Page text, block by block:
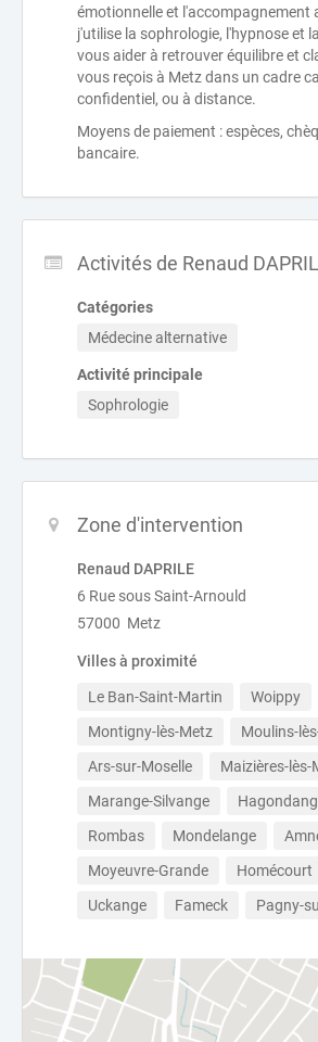
émotionnelle et l'accompagnement
j'utilise la sophrologie, l'hypnose et
vous aider à retrouver équilibre et
vous reçois à Metz dans un cadre
confidentiel, ou à distance.
Moyens de paiement : espèces,
bancaire.
Activités de Renaud
Catégories
Médecine alternative
Activité principale
Sophrologie
Zone d'intervention
Renaud DAPRILE
6 Rue sous Saint-Arnould
57000 Metz
Villes à proximité
Le Ban-Saint-Martin
Woippy
Montigny-lès-Metz
Moulins-
Ars-sur-Moselle
Maizières-lès-
Marange-Silvange
Rombas
Mondelange
Moyeuvre-Grande
Homécourt
Uckange
Fameck Pagny-